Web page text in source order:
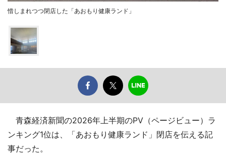
惜しまれつつ閉店した「あおもり健康ランド」
青森経済新聞の2026年上半期のPV（ページビュー）ラ
ンキング1位は、「あおもり健康ランド」閉店を伝える記
事だった。